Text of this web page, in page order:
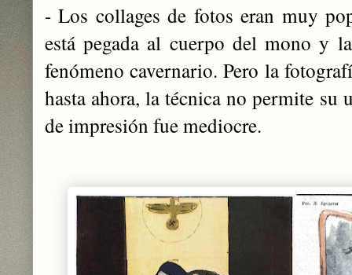
- Los collages de fotos eran muy
está pegada al cuerpo del mono y
fenómeno cavernario. Pero la
hasta ahora, la técnica no permite su
de impresión fue mediocre.